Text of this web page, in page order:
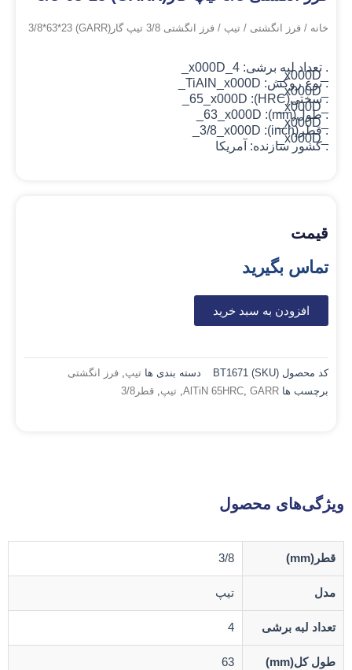
خانه / فرز انگشتی / تیپ / فرز انگشتی 3/8 تیپ گار(GARR) 3/8*63*23
. تعداد لبه برشی: 4_x000D_
_x000D_
. نوع روکش: TiAlN _x000D_
_x000D_
. سختی(HRC): 65_x000D_
_x000D_
. طول(mm): 63_x000D_
_x000D_
. قطر(inch): 3/8_x000D_
_x000D_
. کشور سازنده: آمریکا
قیمت
تماس بگیرید
افزودن به سبد خرید
کد محصول (SKU) BT1671 دسته بندی ها تیپ فرز انگشتی
برچسب ها
AlTiN 65HRC GARR تیپ قطر3/8
ویژگی‌های محصول
قطر(mm) 3/8
مدل تیپ
تعداد لبه برشی 4
طول کل(mm) 63